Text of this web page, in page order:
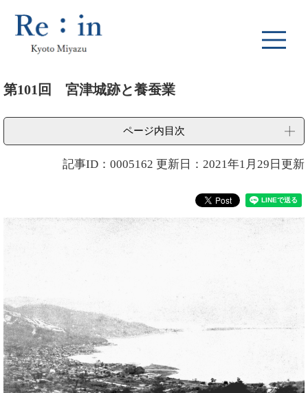
で
。
ば
て
文
第101回 宮津城跡と養蚕業
ページ内目次
記事ID：0005162 更新日：2021年1月29日更新